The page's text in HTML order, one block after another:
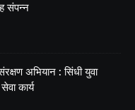
संपन्न
अभियान : सिंधी युवा
कार्य